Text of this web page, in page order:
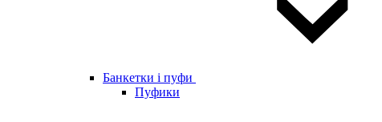
Банкетки і пуфи
Пуфики